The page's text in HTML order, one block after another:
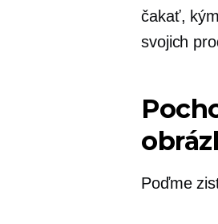
čakať,
svojich
Poďme